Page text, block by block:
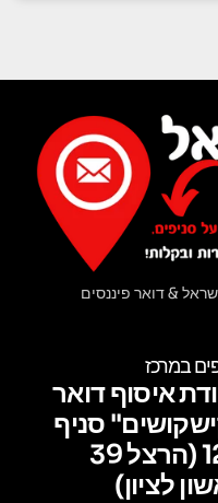
& דואר פיננסים
במרכז
איסוף דואר
סניף
128 (הרצל 39
לציון)